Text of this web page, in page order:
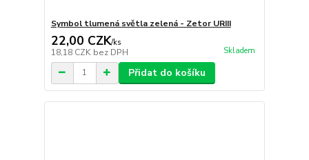
Symbol tlumená světla zelená - Zetor URIII
22,00 CZK/ks
18,18 CZK bez DPH Skladem
Přidat do košíku